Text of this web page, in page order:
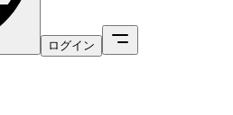
ログイン